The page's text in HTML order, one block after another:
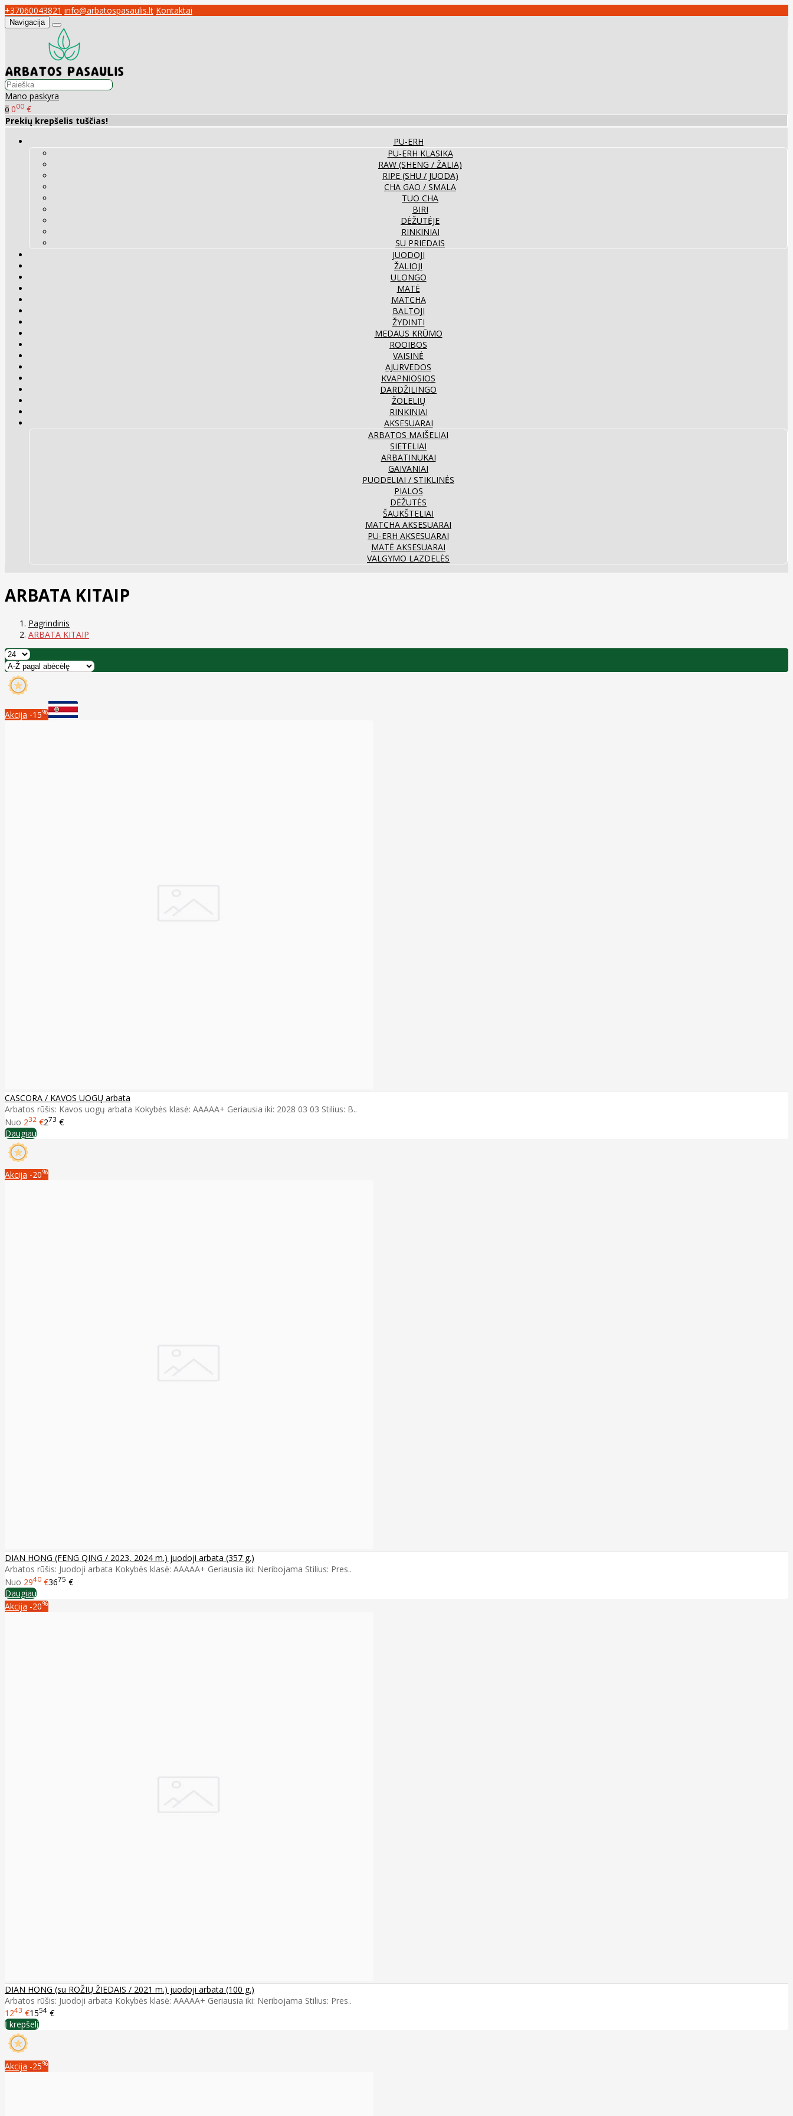
+37060043821 info@arbatospasaulis.lt Kontaktai
Navigacija
Mano paskyra
0 000 €
Prekių krepšelis tuščias!
PU-ERH
PU-ERH KLASIKA
RAW (SHENG / ŽALIA)
RIPE (SHU / JUODA)
CHA GAO / SMALA
TUO CHA
BIRI
DĖŽUTĖJE
RINKINIAI
SU PRIEDAIS
JUODOJI
ŽALIOJI
ULONGO
MATĖ
MATCHA
BALTOJI
ŽYDINTI
MEDAUS KRŪMO
ROOIBOS
VAISINĖ
AJURVEDOS
KVAPNIOSIOS
DARDŽILINGO
ŽOLELIŲ
RINKINIAI
AKSESUARAI
ARBATOS MAIŠELIAI
SIETELIAI
ARBATINUKAI
GAIVANIAI
PUODELIAI / STIKLINĖS
PIALOS
DĖŽUTĖS
ŠAUKŠTELIAI
MATCHA AKSESUARAI
PU-ERH AKSESUARAI
MATĖ AKSESUARAI
VALGYMO LAZDELĖS
ARBATA KITAIP
Pagrindinis
ARBATA KITAIP
Akcija -15%
CASCORA / KAVOS UOGŲ arbata
Arbatos rūšis: Kavos uogų arbata Kokybės klasė: AAAAA+ Geriausia iki: 2028 03 03 Stilius: B..
Nuo 232 €273 €
Daugiau
Akcija -20%
DIAN HONG (FENG QING / 2023, 2024 m.) juodoji arbata (357 g.)
Arbatos rūšis: Juodoji arbata Kokybės klasė: AAAAA+ Geriausia iki: Neribojama Stilius: Pres..
Nuo 2940 €3675 €
Daugiau
Akcija -20%
DIAN HONG (su ROŽIŲ ŽIEDAIS / 2021 m.) juodoji arbata (100 g.)
Arbatos rūšis: Juodoji arbata Kokybės klasė: AAAAA+ Geriausia iki: Neribojama Stilius: Pres..
1243 €1554 €
Į krepšelį
Akcija -25%